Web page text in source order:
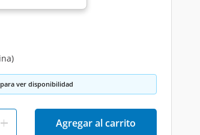
para ver disponibilidad
Agregar al carrito